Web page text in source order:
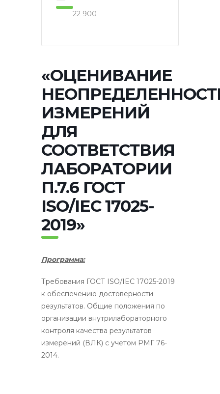
22 900
«ОЦЕНИВАНИЕ
ИЗМЕРЕНИЙ
ДЛЯ
СООТВЕТСТВИЯ
ЛАБОРАТОРИИ
П.7.6 ГОСТ
ISO/IEC 17025-
2019»
Программа:
Требования ГОСТ ISO/IEC 17025-2019
к обеспечению достоверности
результатов. Общие положения по
организации внутрилабораторного
контроля качества результатов
измерений (ВЛК) с учетом РМГ 76-
2014.